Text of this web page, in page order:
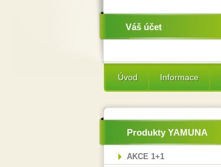
Váš účet
Úvod Informace
Produkty YAMUNA
AKCE 1+1